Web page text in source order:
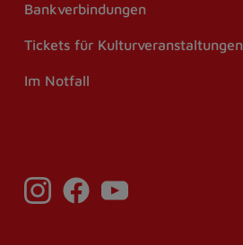
Bankverbindungen
Tickets für Kulturveranstaltungen
Im Notfall